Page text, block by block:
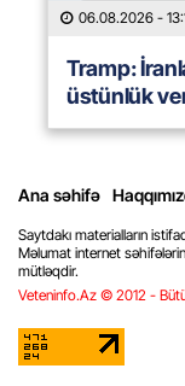
06.08.2026 -
Tramp:
üstünlük
Ana səhifə
Saytdakı materialların
Məlumat internet
mütləqdir.
Veteninfo.Az © 2012 -